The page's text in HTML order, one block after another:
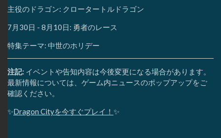
主役のドラゴン: クロータートルドラゴン
7月30日 - 8月10日: 勇者のレース
特集テーマ: 中世のホリデー
注記: イベントや告知内容は今後変更になる場合があります。
最新情報については、ゲーム内ニュースのポップアップをご
確認ください。
✨Dragon Cityを今すぐプレイ！ ✨